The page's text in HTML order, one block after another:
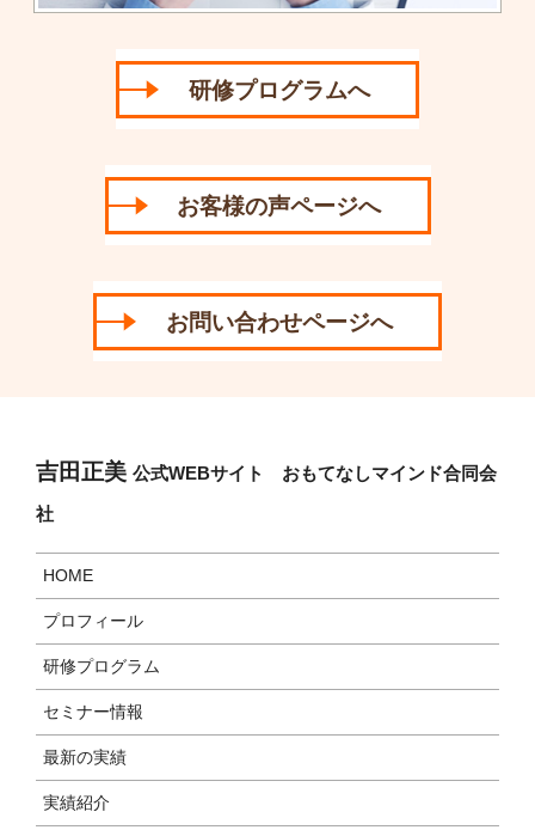
研修プログラムへ
お客様の声ページへ
お問い合わせページへ
吉田正美 公式WEBサイト おもてなしマインド合同会
社
HOME
プロフィール
研修プログラム
セミナー情報
最新の実績
実績紹介